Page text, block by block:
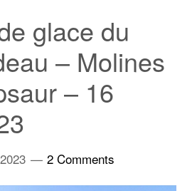
glace du
– Molines
– 16
2 Comments